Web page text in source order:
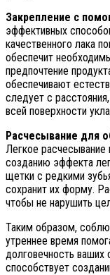
Закрепление с
эффективных
качественного лака
обеспечит
предпочтение
обеспечивают
следует с
всей поверхности
Расчесывание для
Легкое расчесывание
созданию эффекта
щетки с редкими
сохранит их форму.
чтобы не нарушить
Таким образом,
утреннее время
долговечность ваших
способствует